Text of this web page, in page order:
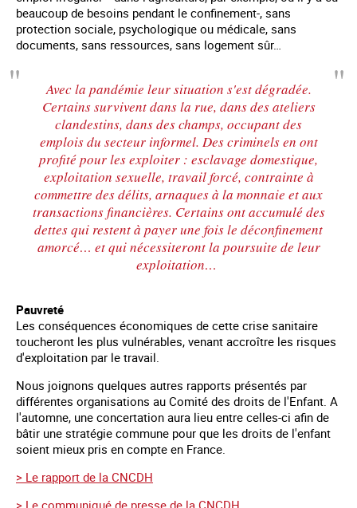
beaucoup de besoins pendant le confinement-, sans
protection sociale, psychologique ou médicale, sans
documents, sans ressources, sans logement sûr…
Avec la pandémie leur situation s'est dégradée.
Certains survivent dans la rue, dans des ateliers
clandestins, dans des champs, occupant des
emplois du secteur informel. Des criminels en ont
profité pour les exploiter : esclavage domestique,
exploitation sexuelle, travail forcé, contrainte à
commettre des délits, arnaques à la monnaie et aux
transactions financières. Certains ont accumulé des
dettes qui restent à payer une fois le déconfinement
amorcé… et qui nécessiteront la poursuite de leur
exploitation…
Pauvreté
Les conséquences économiques de cette crise sanitaire
toucheront les plus vulnérables, venant accroître les risques
d'exploitation par le travail.
Nous joignons quelques autres rapports présentés par
différentes organisations au Comité des droits de l'Enfant. A
l'automne, une concertation aura lieu entre celles-ci afin de
bâtir une stratégie commune pour que les droits de l'enfant
soient mieux pris en compte en France.
> Le rapport de la CNCDH
> Le communiqué de presse de la CNCDH